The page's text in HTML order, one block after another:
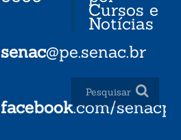
senac@pe.senac.br
facebook.com/senacpe
Cursos e
Notícias